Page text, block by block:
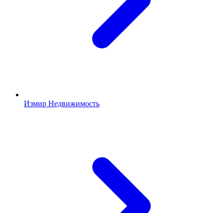
Измир Недвижимость